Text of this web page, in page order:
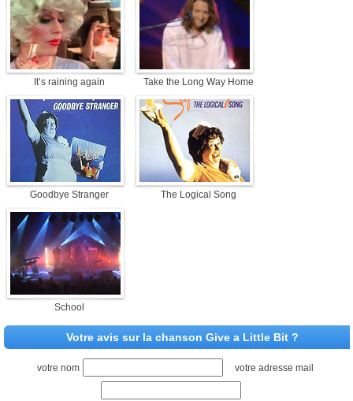
It’s raining again Take the Long Way Home
Goodbye Stranger The Logical Song
School
Votre avis sur la chanson Give a Little Bit ?
votre nom votre adresse mail